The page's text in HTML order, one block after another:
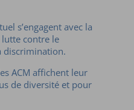
s’engagent avec la
contre le
discrimination.
ACM affichent leur
de diversité et pour